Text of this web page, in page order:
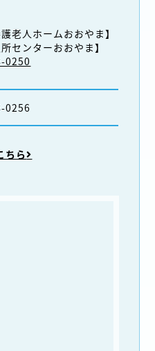
護老人ホームおおやま】
所センターおおやま】
0250
0256
ちら